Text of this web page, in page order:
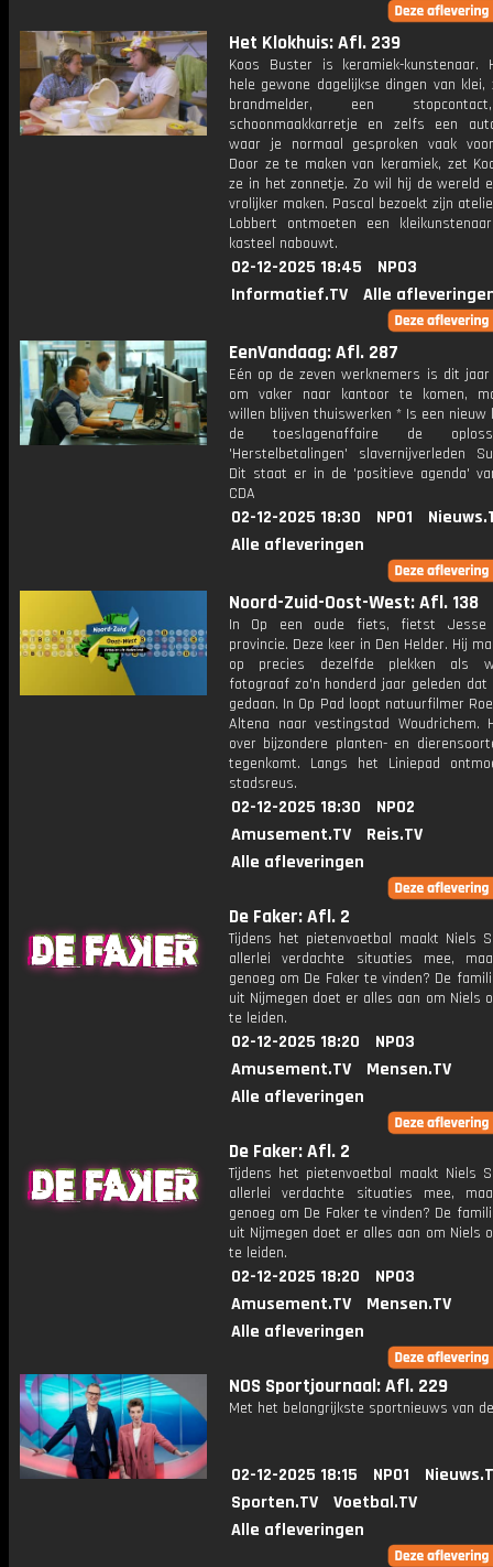
Het Klokhuis: Afl. 239
Koos Buster is keramiek-kunstenaar.
hele gewone dagelijkse dingen van klei,
brandmelder, een
schoonmaakkarretje en zelfs een
waar je normaal gesproken vaak
Door ze te maken van keramiek, zet
ze in het zonnetje. Zo wil hij de wereld
vrolijker maken. Pascal bezoekt zijn
Lobbert ontmoeten een
kasteel nabouwt.
02-12-2025 18:45
NPO3
Informatief.TV
Alle
EenVandaag: Afl. 287
Eén op de zeven werknemers is dit jaar
om vaker naar kantoor te komen,
willen blijven thuiswerken * Is een nieuw
de toeslagenaffaire de
'Herstelbetalingen' slavernijverleden
Dit staat er in de 'positieve agenda'
CDA
02-12-2025 18:30 NPO1
Alle afleveringen
Noord-Zuid-Oost-West: Afl. 138
In Op een oude fiets, fietst Jesse
provincie. Deze keer in Den Helder. Hij
op precies dezelfde plekken als
fotograaf zo'n honderd jaar geleden dat
gedaan. In Op Pad loopt natuurfilmer
Altena naar vestingstad Woudrichem.
over bijzondere planten- en
tegenkomt. Langs het Liniepad
stadsreus.
02-12-2025 18:30
NPO2
Amusement.TV
Reis.TV
Alle afleveringen
De Faker: Afl. 2
Tijdens het pietenvoetbal maakt Niels
allerlei verdachte situaties mee,
genoeg om De Faker te vinden? De
uit Nijmegen doet er alles aan om Niels
te leiden.
02-12-2025 18:20
NPO3
Amusement.TV
Mensen.TV
Alle afleveringen
De Faker: Afl. 2
Tijdens het pietenvoetbal maakt Niels
allerlei verdachte situaties mee,
genoeg om De Faker te vinden? De
uit Nijmegen doet er alles aan om Niels
te leiden.
02-12-2025 18:20
NPO3
Amusement.TV
Mensen.TV
Alle afleveringen
NOS Sportjournaal: Afl. 229
Met het belangrijkste sportnieuws van
02-12-2025 18:15 NPO1
Sporten.TV
Voetbal.TV
Alle afleveringen